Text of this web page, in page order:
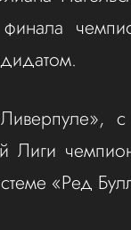
с
Лиги
«Ред